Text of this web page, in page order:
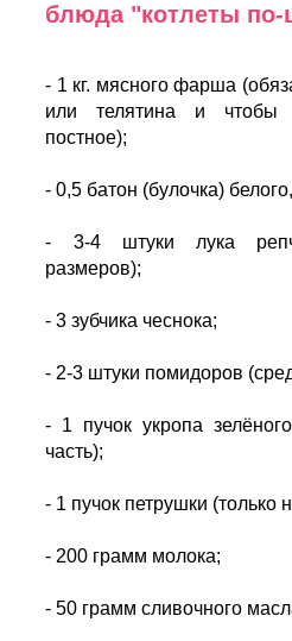
блюда "котлеты по-
- 1 кг. мясного фарша
или телятина и
постное);
- 0,5 батон (булочка)
- 3-4 штуки лука
размеров);
- 3 зубчика чеснока;
- 2-3 штуки помидоров
- 1 пучок укропа
часть);
- 1 пучок петрушки (только
- 200 грамм молока;
- 50 грамм сливочного